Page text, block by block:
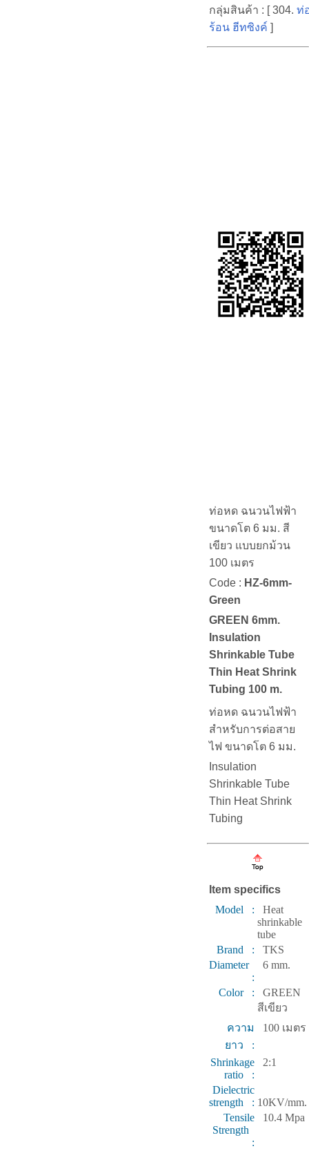
กลุ่มสินค้า : [ 304. ท่
ร้อน ฮีทซิงค์ ]
ท่อหด ฉนวนไฟฟ้า
ขนาดโต 6 มม. สี
เขียว แบบยกม้วน
100 เมตร
Code : HZ-6mm-
Green
GREEN 6mm.
Insulation
Shrinkable Tube
Thin Heat Shrink
Tubing 100 m.
ท่อหด ฉนวนไฟฟ้า
สำหรับการต่อสาย
ไฟ ขนาดโต 6 มม.
Insulation
Shrinkable Tube
Thin Heat Shrink
Tubing
Item specifics
Model :
Heat
shrinkable
tube
Brand :
TKS
Diameter
:
6 mm.
Color :
GREEN
สีเขียว
ความ
ยาว :
100 เมตร
Shrinkage
ratio :
2:1
Dielectric
strength : 10KV/mm.
Tensile
Strength
:
10.4 Mpa